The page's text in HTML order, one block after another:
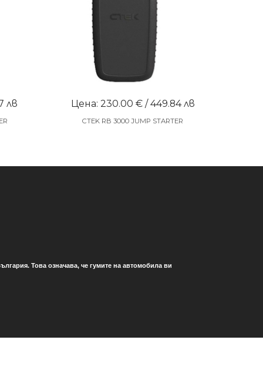
лв Цена: 230.00 € / 449.84 лв
CTEK RB 3000 JUMP STARTER
Това означава, че гумите на автомобила ви